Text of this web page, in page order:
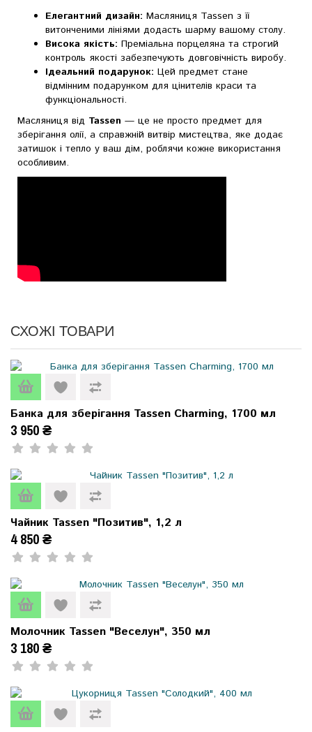
Елегантний дизайн: Масляниця Tassen з її
витонченими лініями додасть шарму вашому столу.
Висока якість: Преміальна порцеляна та строгий
контроль якості забезпечують довговічність виробу.
Ідеальний подарунок: Цей предмет стане
відмінним подарунком для цінителів краси та
функціональності.
Масляниця від Tassen — це не просто предмет для
зберігання олії, а справжній витвір мистецтва, яке додає
затишок і тепло у ваш дім, роблячи кожне використання
особливим.
СХОЖІ ТОВАРИ
Банка для зберігання Tassen Charming, 1700 мл
3 950 ₴
Чайник Tassen "Позитив", 1,2 л
4 850 ₴
Молочник Tassen "Веселун", 350 мл
3 180 ₴